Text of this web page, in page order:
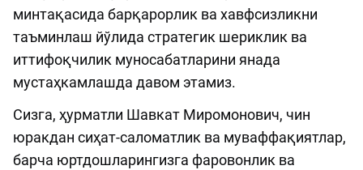
минтақасида барқарорлик ва хавфсизликни
таъминлаш йўлида стратегик шериклик ва
иттифоқчилик муносабатларини янада
мустаҳкамлашда давом этамиз.
Сизга, ҳурматли Шавкат Миромонович, чин
юракдан сиҳат-саломатлик ва муваффақиятлар,
барча юртдошларингизга фаровонлик ва